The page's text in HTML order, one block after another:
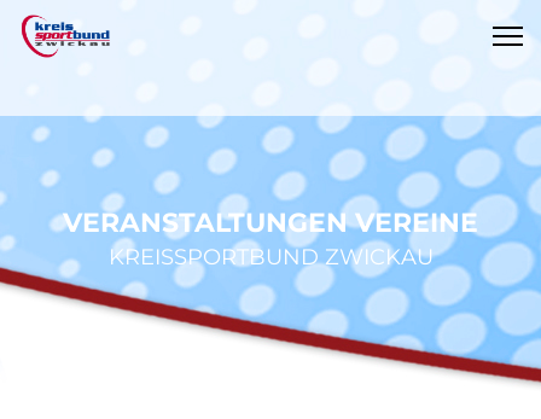
VERANSTALTUNGEN VEREINE
KREISSPORTBUND ZWICKAU